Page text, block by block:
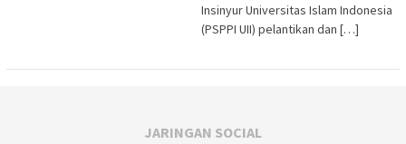
Insinyur Universitas Islam Indonesia
(PSPPI UII) pelantikan dan […]
JARINGAN SOCIAL